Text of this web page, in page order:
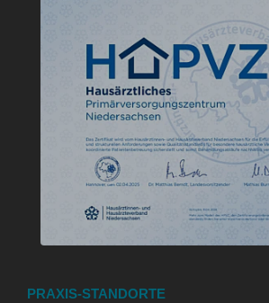
PRAXIS-STANDORTE